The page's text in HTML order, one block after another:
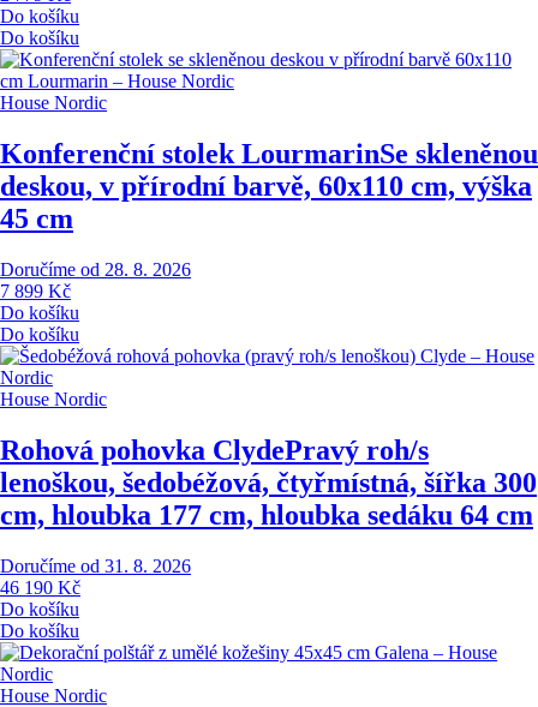
Do košíku
Do košíku
House Nordic
Konferenční stolek LourmarinSe skleněnou
deskou, v přírodní barvě, 60x110 cm, výška
45 cm
Doručíme od 28. 8. 2026
7 899 Kč
Do košíku
Do košíku
House Nordic
Rohová pohovka ClydePravý roh/s
lenoškou, šedobéžová, čtyřmístná, šířka 300
cm, hloubka 177 cm, hloubka sedáku 64 cm
Doručíme od 31. 8. 2026
46 190 Kč
Do košíku
Do košíku
House Nordic